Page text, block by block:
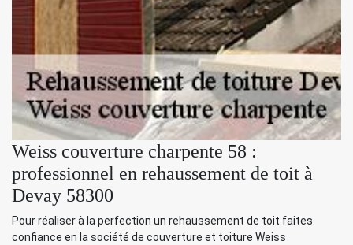
Weiss couverture charpente 58 :
professionnel en rehaussement de toit à
Devay 58300
Pour réaliser à la perfection un rehaussement de toit faites
confiance en la société de couverture et toiture Weiss